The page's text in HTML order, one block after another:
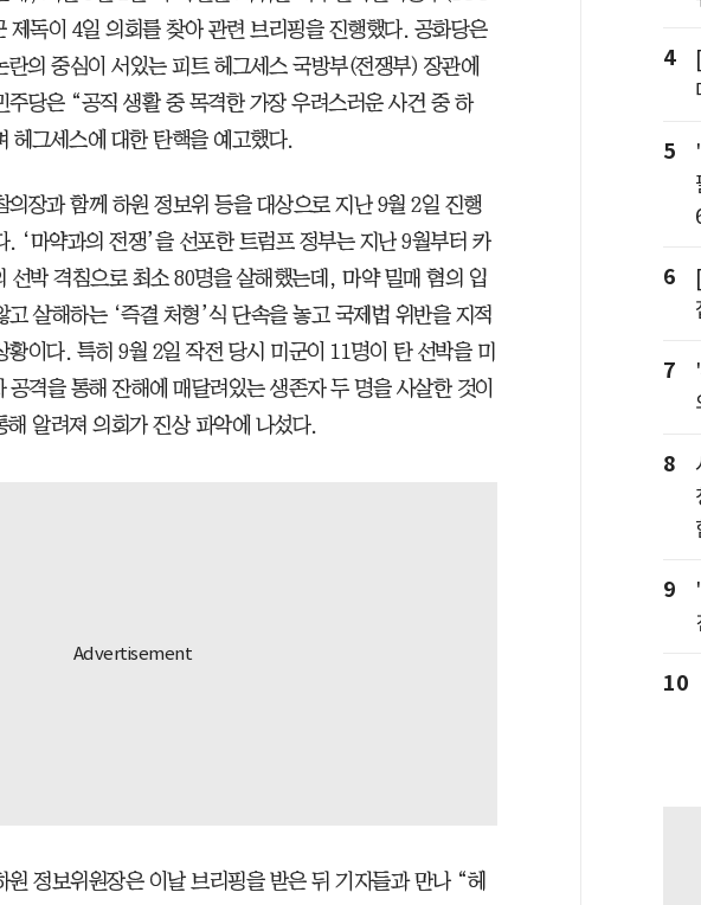
제독이 4일 의회를 찾아 관련 브리핑을 진행했다. 공화당은
란의 중심이 서있는 피트 헤그세스 국방부(전쟁부) 장관에
주당은 “공직 생활 중 목격한 가장 우려스러운 사건 중 하
헤그세스에 대한 탄핵을 예고했다.
의장과 함께 하원 정보위 등을 대상으로 지난 9월 2일 진행
‘마약과의 전쟁’을 선포한 트럼프 정부는 지난 9월부터 카
선박 격침으로 최소 80명을 살해했는데, 마약 밀매 혐의 입
살해하는 ‘즉결 처형’식 단속을 놓고 국제법 위반을 지적
이다. 특히 9월 2일 작전 당시 미군이 11명이 탄 선박을 미
격을 통해 잔해에 매달려있는 생존자 두 명을 사살한 것이
알려져 의회가 진상 파악에 나섰다.
정보위원장은 이날 브리핑을 받은 뒤 기자들과 만나 “헤
4
5
6
7
8
9
10